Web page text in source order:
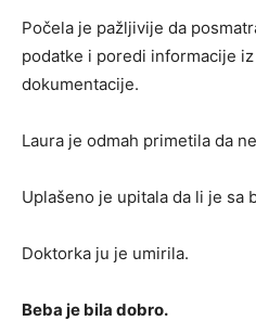
Počela je pažljivije da
podatke i poredi informacije
dokumentacije.
Laura je odmah primetila da
Uplašeno je upitala da li je sa
Doktorka ju je umirila.
Beba je bila dobro.